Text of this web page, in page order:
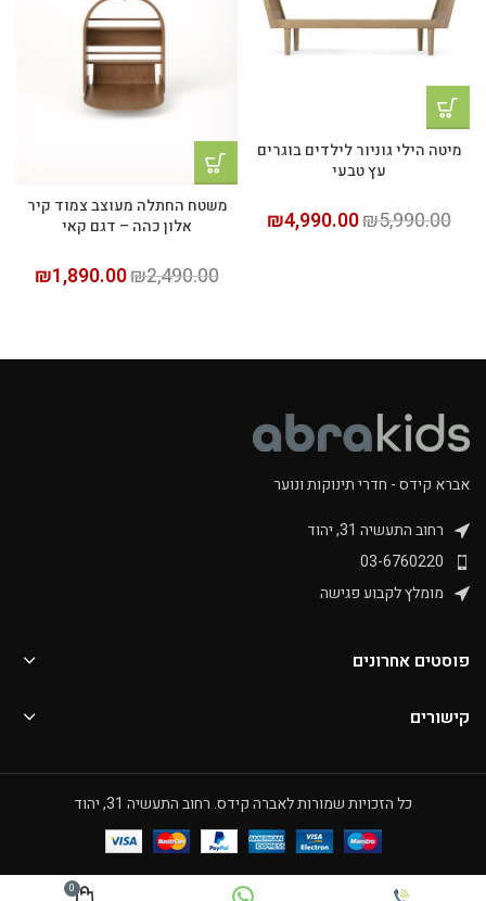
מיטה הילי גוניור לילדים בוגרים
עץ טבעי
₪5,990.00
₪4,990.00
משטח החתלה מעוצב צמוד קיר
אלון כהה – דגם קאי
₪2,490.00
₪1,890.00
אברא קידס - חדרי תינוקות ונוער
רחוב התעשיה 31, יהוד
03-6760220
מומלץ לקבוע פגישה
פוסטים אחרונים
קישורים
כל הזכויות שמורות לאברה קידס. רחוב התעשיה 31, יהוד
0